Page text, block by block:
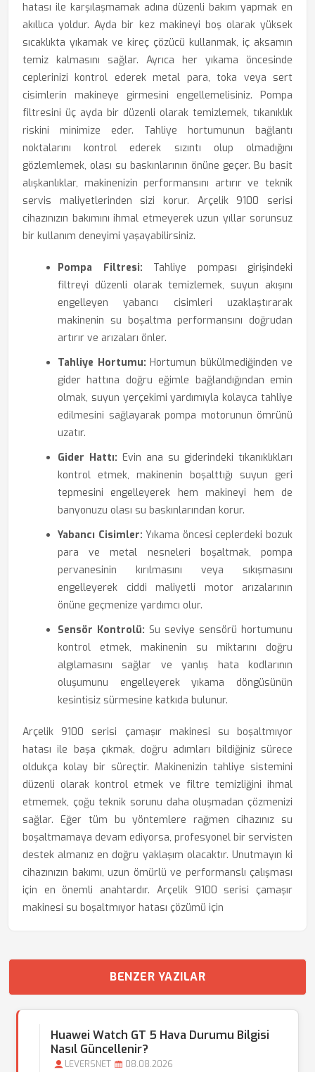
hatası ile karşılaşmamak adına düzenli bakım yapmak en
akıllıca yoldur. Ayda bir kez makineyi boş olarak yüksek
sıcaklıkta yıkamak ve kireç çözücü kullanmak, iç aksamın
temiz kalmasını sağlar. Ayrıca her yıkama öncesinde
ceplerinizi kontrol ederek metal para, toka veya sert
cisimlerin makineye girmesini engellemelisiniz. Pompa
filtresini üç ayda bir düzenli olarak temizlemek, tıkanıklık
riskini minimize eder. Tahliye hortumunun bağlantı
noktalarını kontrol ederek sızıntı olup olmadığını
gözlemlemek, olası su baskınlarının önüne geçer. Bu basit
alışkanlıklar, makinenizin performansını artırır ve teknik
servis maliyetlerinden sizi korur. Arçelik 9100 serisi
cihazınızın bakımını ihmal etmeyerek uzun yıllar sorunsuz
bir kullanım deneyimi yaşayabilirsiniz.
Pompa Filtresi: Tahliye pompası girişindeki
filtreyi düzenli olarak temizlemek, suyun akışını
engelleyen yabancı cisimleri uzaklaştırarak
makinenin su boşaltma performansını doğrudan
artırır ve arızaları önler.
Tahliye Hortumu: Hortumun bükülmediğinden ve
gider hattına doğru eğimle bağlandığından emin
olmak, suyun yerçekimi yardımıyla kolayca tahliye
edilmesini sağlayarak pompa motorunun ömrünü
uzatır.
Gider Hattı: Evin ana su giderindeki tıkanıklıkları
kontrol etmek, makinenin boşalttığı suyun geri
tepmesini engelleyerek hem makineyi hem de
banyonuzu olası su baskınlarından korur.
Yabancı Cisimler: Yıkama öncesi ceplerdeki bozuk
para ve metal nesneleri boşaltmak, pompa
pervanesinin kırılmasını veya sıkışmasını
engelleyerek ciddi maliyetli motor arızalarının
önüne geçmenize yardımcı olur.
Sensör Kontrolü: Su seviye sensörü hortumunu
kontrol etmek, makinenin su miktarını doğru
algılamasını sağlar ve yanlış hata kodlarının
oluşumunu engelleyerek yıkama döngüsünün
kesintisiz sürmesine katkıda bulunur.
Arçelik 9100 serisi çamaşır makinesi su boşaltmıyor
hatası ile başa çıkmak, doğru adımları bildiğiniz sürece
oldukça kolay bir süreçtir. Makinenizin tahliye sistemini
düzenli olarak kontrol etmek ve filtre temizliğini ihmal
etmemek, çoğu teknik sorunu daha oluşmadan çözmenizi
sağlar. Eğer tüm bu yöntemlere rağmen cihazınız su
boşaltmamaya devam ediyorsa, profesyonel bir servisten
destek almanız en doğru yaklaşım olacaktır. Unutmayın ki
cihazınızın bakımı, uzun ömürlü ve performanslı çalışması
için en önemli anahtardır. Arçelik 9100 serisi çamaşır
makinesi su boşaltmıyor hatası çözümü için
BENZER YAZILAR
Huawei Watch GT 5 Hava Durumu Bilgisi
Nasıl Güncellenir?
LEVERSNET 08.08.2026